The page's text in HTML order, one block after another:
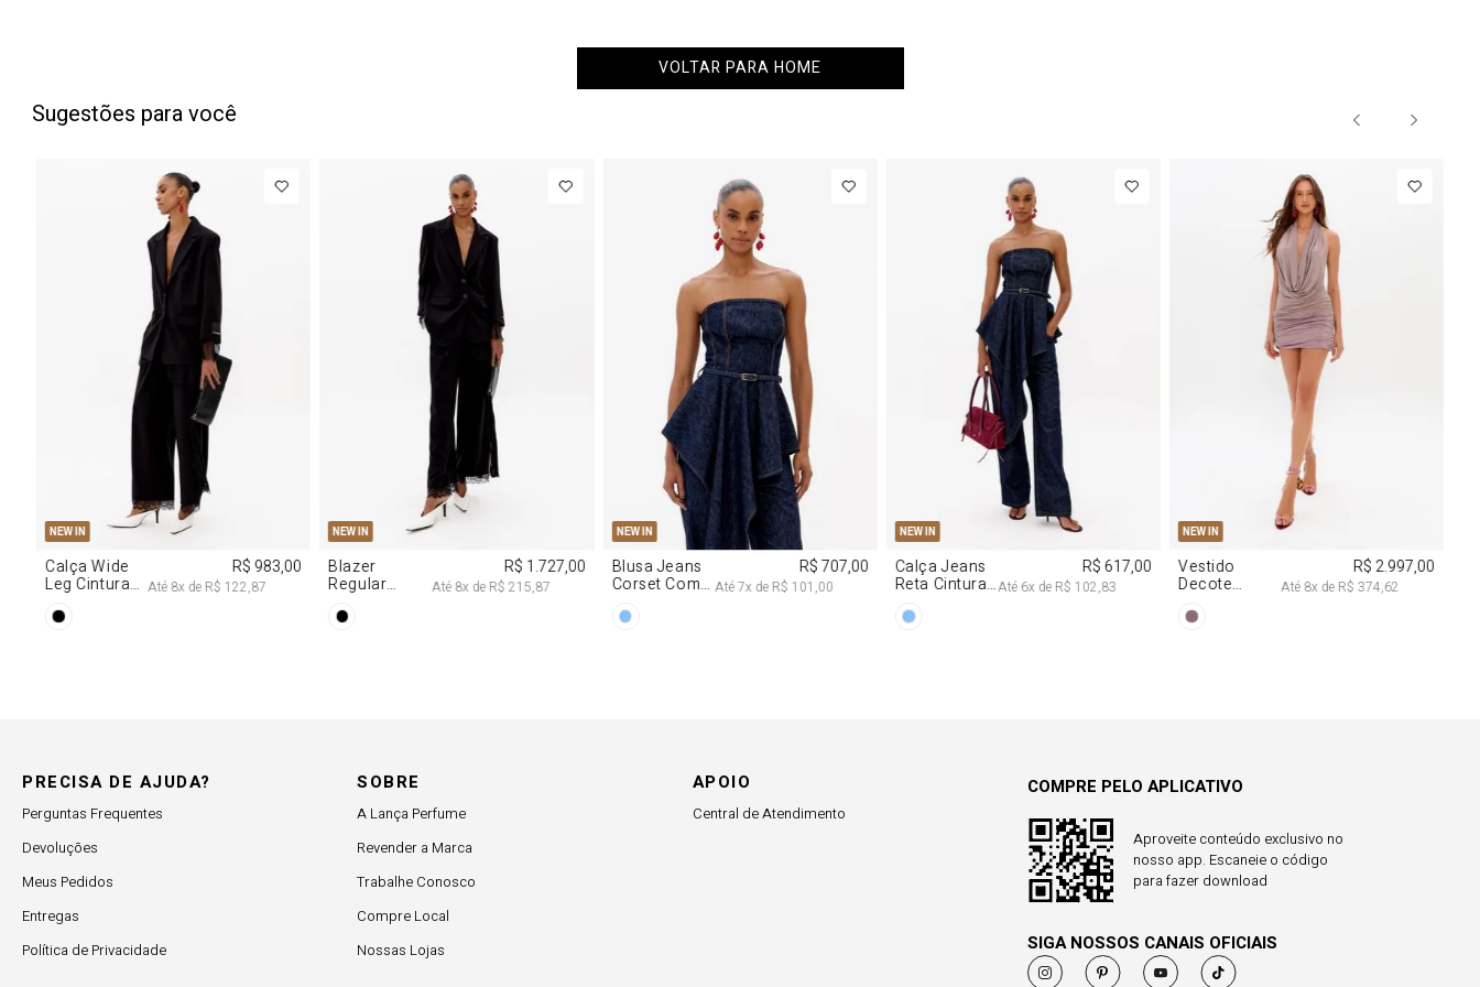
VOLTAR PARA HOME
Sugestões para você
NEW IN
PP P
Calça Wide
Leg Cintura
Renda
R$ 983,00
Até 8x deR$ 122,87
NEW IN
PP
Blazer
Regular
Com Renda
R$ 1.727,00
Até 8x deR$ 215,87
NEW IN
PP G
Blusa Jeans
Corset Com
R$ 707,00
Até7x deR$ 101,00
NEW IN
34 38 40
Calça Jeans
Reta Cintura
R$ 617,00
Até6x deR$ 102,83
NEW IN
PP
Vestido
Decote
Brilhos
R$ 2.997,00
Até 8x deR$ 374,62
PRECISA DE AJUDA?
Perguntas Frequentes
Devoluções
Meus Pedidos
Entregas
Política de Privacidade
SOBRE
A Lança Perfume
Revender a Marca
Trabalhe Conosco
Compre Local
Nossas Lojas
APOIO
Central de Atendimento
COMPRE PELO APLICATIVO
Aproveite conteúdo exclusivo no
nosso app. Escaneie o código
para fazer download
SIGA NOSSOS CANAIS OFICIAIS